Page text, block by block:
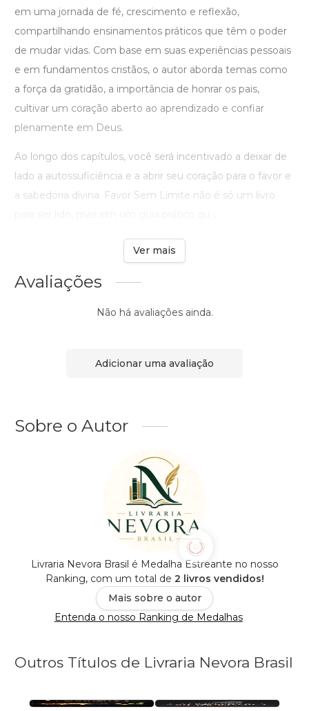
em uma jornada de fé, crescimento e reflexão,
compartilhando ensinamentos práticos que têm o poder
de mudar vidas. Com base em suas experiências pessoais
e em fundamentos cristãos, o autor aborda temas como
a força da gratidão, a importância de honrar os pais,
cultivar um coração aberto ao aprendizado e confiar
plenamente em Deus.
Ao longo dos capítulos, você será incentivado a deixar de
lado a autossuficiência e a abrir seu coração para o favor e
a sabedoria divina. Favor Sem Limite não é só um livro
Ver mais
Avaliações
Não há avaliações ainda.
Adicionar uma avaliação
Sobre o Autor
Livraria Nevora Brasil é Medalha Estreante no nosso
Ranking, com um total de 2 livros vendidos!
Mais sobre o autor
Entenda o nosso Ranking de Medalhas
Outros Títulos de Livraria Nevora Brasil